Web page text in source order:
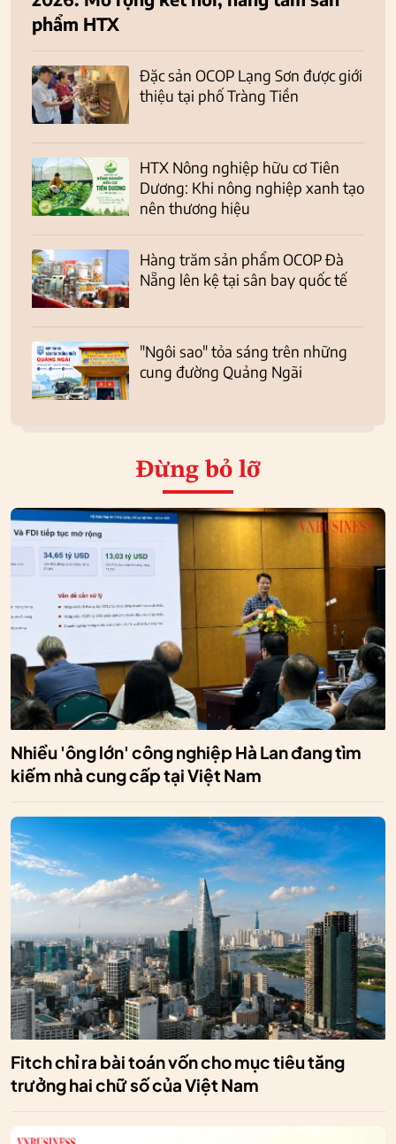
phẩm HTX
Đặc sản OCOP Lạng Sơn được giới
thiệu tại phố Tràng Tiền
HTX Nông nghiệp hữu cơ Tiên
Dương: Khi nông nghiệp xanh tạo
nên thương hiệu
Hàng trăm sản phẩm OCOP Đà
Nẵng lên kệ tại sân bay quốc tế
"Ngôi sao" tỏa sáng trên những
cung đường Quảng Ngãi
Đừng bỏ lỡ
Nhiều 'ông lớn' công nghiệp Hà Lan đang tìm
kiếm nhà cung cấp tại Việt Nam
Fitch chỉ ra bài toán vốn cho mục tiêu tăng
trưởng hai chữ số của Việt Nam